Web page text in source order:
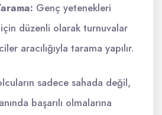
Genç yetenekleri
düzenli olarak turnuvalar
aracılığıyla tarama yapılır.
sadece sahada değil,
başarılı olmalarına